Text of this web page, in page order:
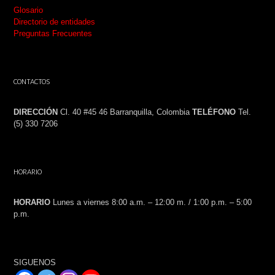
Glosario
Directorio de entidades
Preguntas Frecuentes
CONTACTOS
DIRECCIÓN Cl. 40 #45 46 Barranquilla, Colombia TELÉFONO Tel.
(5) 330 7206
HORARIO
HORARIO Lunes a viernes 8:00 a.m. – 12:00 m. / 1:00 p.m. – 5:00
p.m.
SIGUENOS